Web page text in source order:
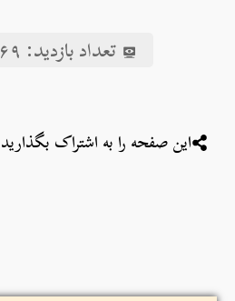
تعداد بازدید: ۶۹
این صفحه را به اشتراک بگذارید